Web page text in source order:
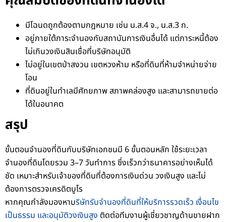
มีโฉนดถูกต้องตามกฎหมาย เช่น น.ส.4 จ., น.ส.3 ก.
อยู่ภายใต้ภาระจำนองกับสถาบันการเงินอื่นได้ แต่ภาระหนี้ต้อง
ไม่เกินวงเงินสินเชื่อที่บริษัทอนุมัติ
ไม่อยู่ในเขตป่าสงวน เขตหวงห้าม หรือที่ดินที่ห้ามจำหน่ายจ่าย
โอน
ที่ดินอยู่ในทำเลมีศักยภาพ สภาพคล่องสูง และสามารถขายต่อ
ได้ในอนาคต
สรุป
ขั้นตอนจำนองที่ดินกับบริษัทเอกชนมี 6 ขั้นตอนหลัก ใช้ระยะเวลา
จำนองที่ดินโดยรวม 3–7 วันทำการ ซึ่งเร็วกว่าธนาคารอย่างเห็นได้
ชัด เหมาะสำหรับเจ้าของที่ดินที่ต้องการเงินด่วน วงเงินสูง และไม่
ต้องการตรวจเครดิตบูโร
หากคุณกำลังมองหาบริษัทรับจำนองที่ดินที่ให้บริการรวดเร็ว เงื่อนไข
เป็นธรรม และอนุมัติวงเงินสูง ติดต่อทีมงานผู้เชี่ยวชาญด้านขายฝาก